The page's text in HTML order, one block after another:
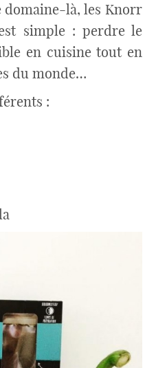
domaine-là, les Knorr
simple : perdre le
en cuisine tout en
du monde…
: